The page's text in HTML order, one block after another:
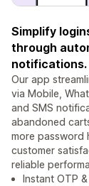
Simplify
through
notifications.
Our app
via Mobile,
and SMS
abandoned
more password
customer
reliable
Instant OTP